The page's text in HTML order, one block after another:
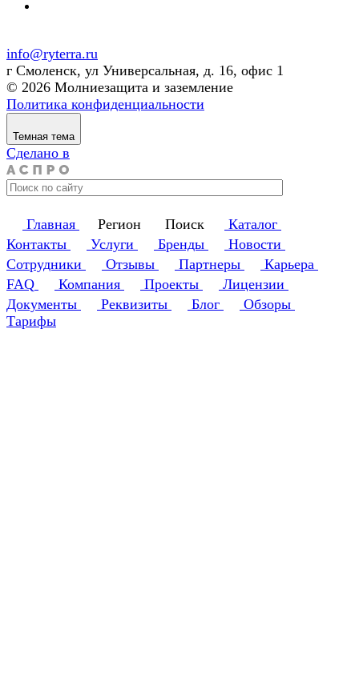
info@ryterra.ru
г Смоленск, ул Универсальная, д. 16, офис 1
© 2026 Молниезащита и заземление
Политика конфиденциальности
Темная тема
Сделано в
Главная Регион Поиск
Каталог
Контакты
Услуги Бренды
Новости
Сотрудники
Отзывы Партнеры
Карьера
FAQ
Компания Проекты
Лицензии
Документы
Реквизиты Блог
Обзоры
Тарифы